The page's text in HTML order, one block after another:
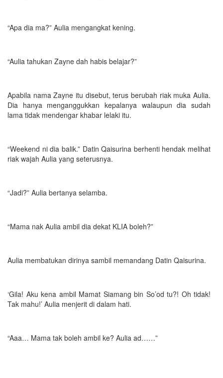
“Apa dia ma?” Aulia mengangkat kening.
“Aulia tahukan Zayne dah habis belajar?”
Apabila nama Zayne itu disebut, terus berubah riak muka Aulia.
Dia hanya menganggukkan kepalanya walaupun dia sudah
lama tidak mendengar khabar lelaki itu.
“Weekend ni dia balik.” Datin Qaisurina berhenti hendak melihat
riak wajah Aulia yang seterusnya.
“Jadi?” Aulia bertanya selamba.
“Mama nak Aulia ambil dia dekat KLIA boleh?”
Aulia membatukan dirinya sambil memandang Datin Qaisurina.
‘Gila! Aku kena ambil Mamat Siamang bin So’od tu?! Oh tidak!
Tak mahu!’ Aulia menjerit di dalam hati.
“Aaa… Mama tak boleh ambil ke? Aulia ad……”